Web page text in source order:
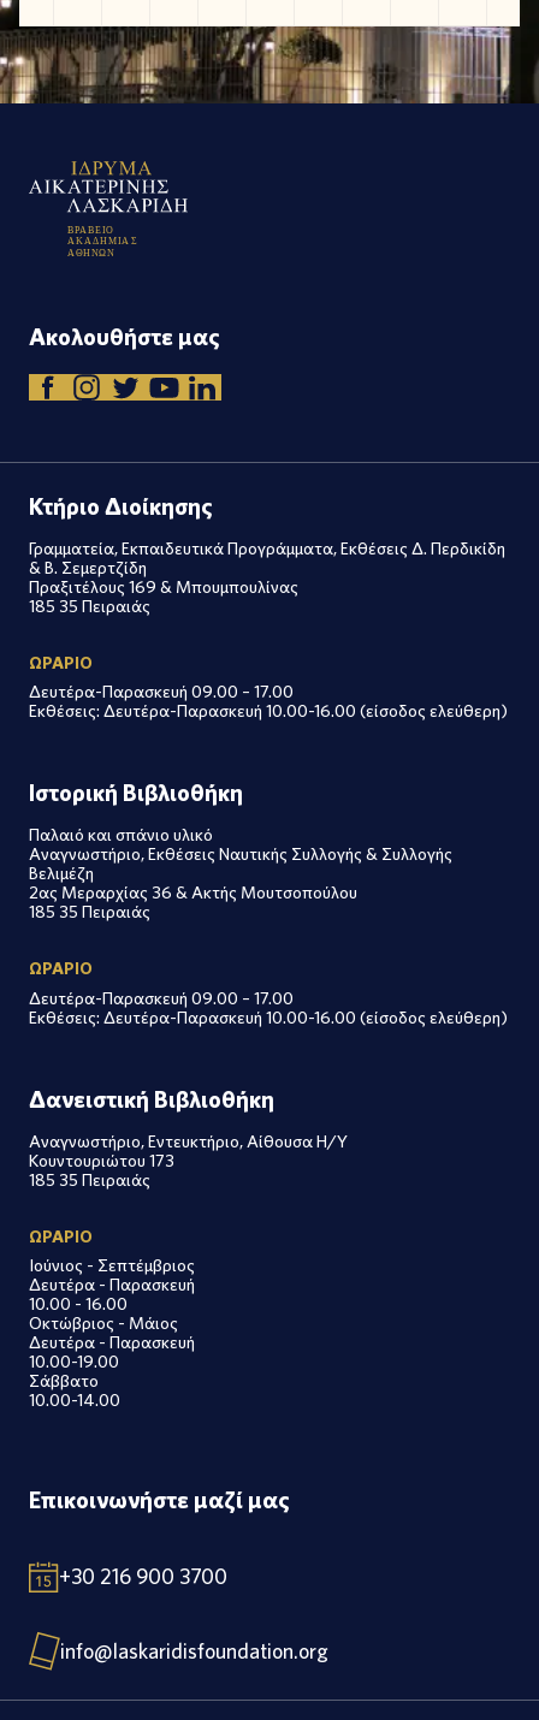
ΒΡΑΒΕΙΟ
ΑΚΑΔΗΜΙΑ Σ
Α ΘΗΝΩΝ
Ακολουθήστε μας
Κτήριο Διοίκησης
Γραμματεία, Εκπαιδευτικά Προγράμματα, Εκθέσεις Δ. Περδικίδη
& Β. Σεμερτζίδη
Πραξιτέλους 169 & Μπουμπουλίνας
185 35 Πειραιάς
ΩΡΑΡΙΟ
Δευτέρα-Παρασκευή 09.00 – 17.00
Εκθέσεις: Δευτέρα-Παρασκευή 10.00-16.00 (είσοδος ελεύθερη)
Ιστορική Βιβλιοθήκη
Παλαιό και σπάνιο υλικό
Αναγνωστήριο, Εκθέσεις Ναυτικής Συλλογής & Συλλογής
Βελιμέζη
2ας Μεραρχίας 36 & Ακτής Μουτσοπούλου
185 35 Πειραιάς
ΩΡΑΡΙΟ
Δευτέρα-Παρασκευή 09.00 – 17.00
Εκθέσεις: Δευτέρα-Παρασκευή 10.00-16.00 (είσοδος ελεύθερη)
Δανειστική Βιβλιοθήκη
Αναγνωστήριο, Εντευκτήριο, Αίθουσα Η/Υ
Κουντουριώτου 173
185 35 Πειραιάς
ΩΡΑΡΙΟ
Ιούνιος - Σεπτέμβριος
Δευτέρα - Παρασκευή
10.00 - 16.00
Οκτώβριος - Μάιος
Δευτέρα - Παρασκευή
10.00-19.00
Σάββατο
10.00-14.00
Επικοινωνήστε μαζί μας
+30 216 900 3700
info@laskaridisfoundation.org